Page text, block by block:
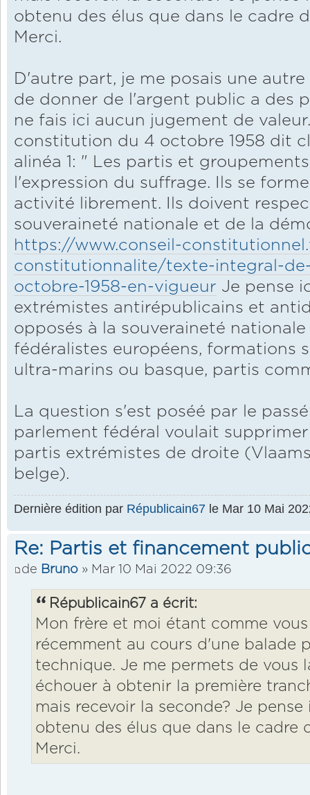
obtenu des élus que dans le cadre
Merci.
D'autre part, je me posais une
de donner de l'argent public a des
ne fais ici aucun jugement de
constitution du 4 octobre 1958 dit
alinéa 1: " Les partis et
l'expression du suffrage. Ils se
activité librement. Ils doivent
souveraineté nationale et de la
https://www.conseil-
constitutionnalite/texte-integral-
octobre-1958-en-vigueur Je pense
extrémistes antirépublicains et
opposés à la souveraineté
fédéralistes européens, formations
ultra-marins ou basque, partis
La question s'est poséé par le
parlement fédéral voulait
partis extrémistes de droite
belge).
Dernière édition par Républicain67 le Mar 10 Mai
Re: Partis et financement
de Bruno » Mar 10 Mai 2022 09:36
Républicain67 a écrit:
Mon frère et moi étant comme
récemment au cours d'une balade
technique. Je me permets de vous
échouer à obtenir la première
mais recevoir la seconde? Je
obtenu des élus que dans le cadre
Merci.